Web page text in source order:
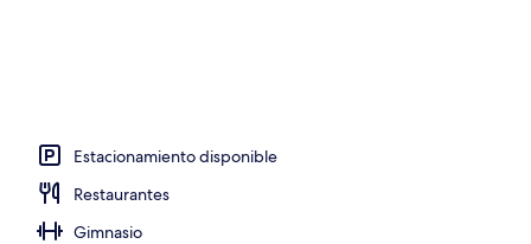
Estacionamiento disponible
Restaurantes
Gimnasio